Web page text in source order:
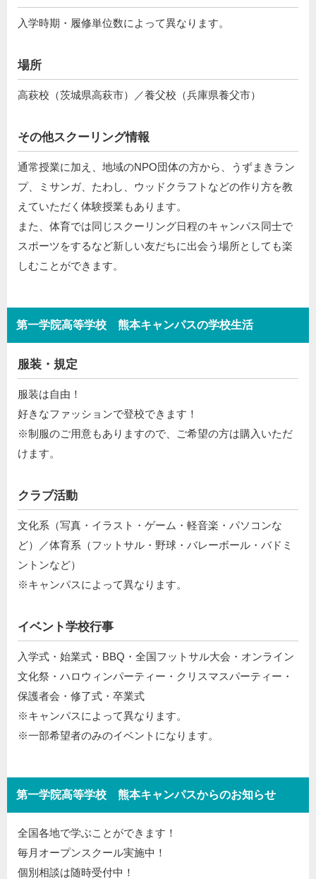
入学時期・履修単位数によって異なります。
場所
高萩校（茨城県高萩市）／養父校（兵庫県養父市）
その他スクーリング情報
通常授業に加え、地域のNPO団体の方から、うずまきラン
プ、ミサンガ、たわし、ウッドクラフトなどの作り方を教
えていただく体験授業もあります。
また、体育では同じスクーリング日程のキャンパス同士で
スポーツをするなど新しい友だちに出会う場所としても楽
しむことができます。
第一学院高等学校 熊本キャンパスの学校生活
服装・規定
服装は自由！
好きなファッションで登校できます！
※制服のご用意もありますので、ご希望の方は購入いただ
けます。
クラブ活動
文化系（写真・イラスト・ゲーム・軽音楽・パソコンな
ど）／体育系（フットサル・野球・バレーボール・バドミ
ントンなど）
※キャンパスによって異なります。
イベント学校行事
入学式・始業式・BBQ・全国フットサル大会・オンライン
文化祭・ハロウィンパーティー・クリスマスパーティー・
保護者会・修了式・卒業式
※キャンパスによって異なります。
※一部希望者のみのイベントになります。
第一学院高等学校 熊本キャンパスからのお知らせ
全国各地で学ぶことができます！
毎月オープンスクール実施中！
個別相談は随時受付中！